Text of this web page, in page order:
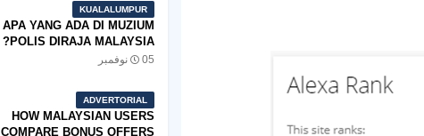
KUALALUMPUR
APA YANG ADA DI MUZIUM
POLIS DIRAJA MALAYSIA?
05 نوفمبر
ADVERTORIAL
HOW MALAYSIAN USERS
COMPARE BONUS OFFERS